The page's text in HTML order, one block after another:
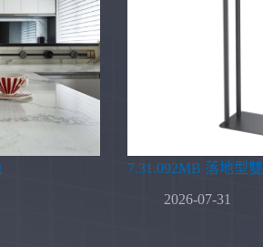
7.31.092MB 落地型
2026-07-31